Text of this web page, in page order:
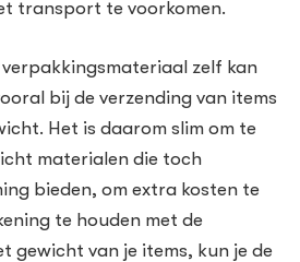
transport te voorkomen.
zelf kan
bij de verzending van items
Het is daarom slim om te
materialen die toch
bieden, om extra kosten te
te houden met de
gewicht van je items, kun je de